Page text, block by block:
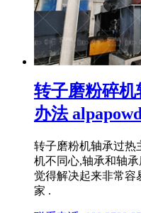
转子磨粉碎
办法
转子磨粉机轴承过热
机不同心,轴承和轴
觉得解决起来非常容
家 .